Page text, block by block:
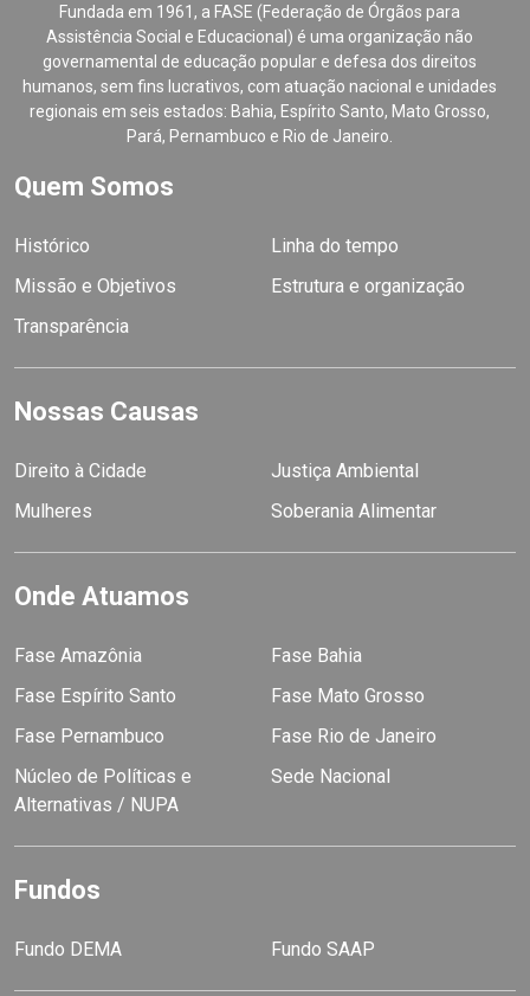
Fundada em 1961, a FASE (Federação de Órgãos para
Assistência Social e Educacional) é uma organização não
governamental de educação popular e defesa dos direitos
humanos, sem fins lucrativos, com atuação nacional e unidades
regionais em seis estados: Bahia, Espírito Santo, Mato Grosso,
Pará, Pernambuco e Rio de Janeiro.
Quem Somos
Histórico
Linha do tempo
Missão e Objetivos
Estrutura e organização
Transparência
Nossas Causas
Direito à Cidade
Justiça Ambiental
Mulheres
Soberania Alimentar
Onde Atuamos
Fase Amazônia
Fase Bahia
Fase Espírito Santo
Fase Mato Grosso
Fase Pernambuco
Fase Rio de Janeiro
Núcleo de Políticas e
Alternativas / NUPA
Sede Nacional
Fundos
Fundo DEMA Fundo SAAP